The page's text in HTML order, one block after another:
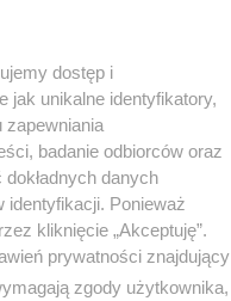
dostęp i
jak unikalne identyfikatory,
zapewniania
badanie odbiorców oraz
danych
Ponieważ
kliknięcie „Akceptuję”.
prywatności znajdujący
zgody użytkownika,